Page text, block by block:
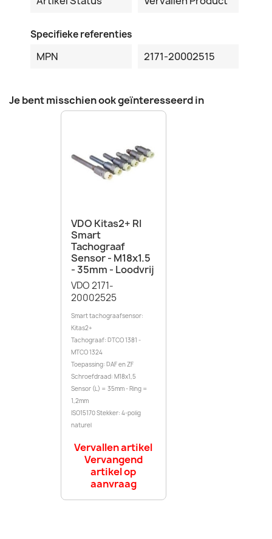
Specifieke referenties
MPN 2171-20002515
Je bent misschien ook geïnteresseerd in
VDO Kitas2+ RI
Smart
Tachograaf
Sensor - M18x1.5
- 35mm - Loodvrij
VDO 2171-
20002525
Smart tachograafsensor:
Kitas2+
Tachograaf: DTCO 1381 -
MTCO 1324
Toepassing: DAF en ZF
Schroefdraad: M18x1,5
Sensor (L) = 35mm - Ring =
1,2mm
ISO15170 Stekker: 4-polig
naturel
Vervallen artikel
Vervangend
artikel op
aanvraag